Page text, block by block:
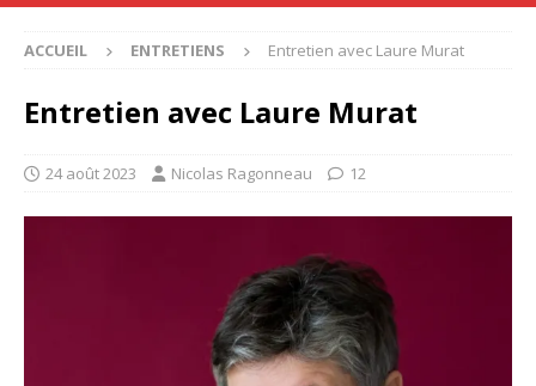
ACCUEIL ENTRETIENS Entretien avec Laure Murat
Entretien avec Laure Murat
24 août 2023 Nicolas Ragonneau 12